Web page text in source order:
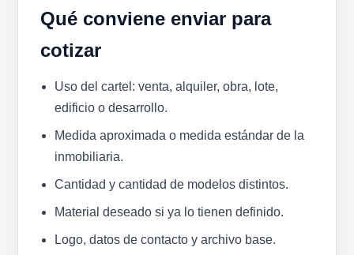
Qué conviene enviar para
cotizar
Uso del cartel: venta, alquiler, obra, lote,
edificio o desarrollo.
Medida aproximada o medida estándar de la
inmobiliaria.
Cantidad y cantidad de modelos distintos.
Material deseado si ya lo tienen definido.
Logo, datos de contacto y archivo base.